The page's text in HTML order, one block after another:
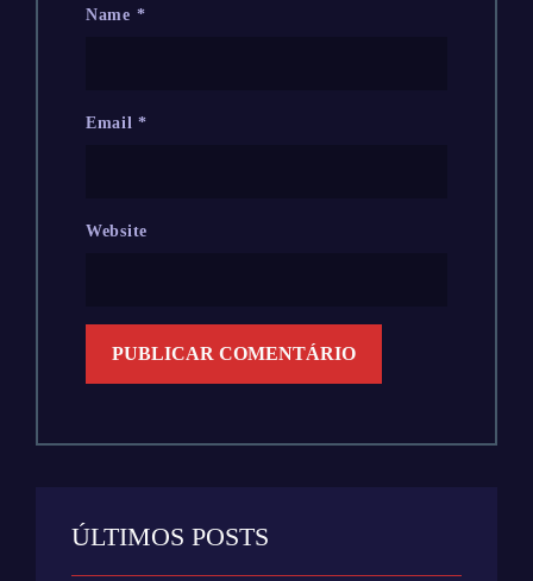
Name *
Email*
Website
ÚLTIMOS POSTS